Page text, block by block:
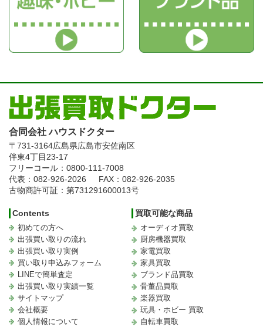
合同会社 ハウスドクター
〒731-3164広島県広島市安佐南区
伴東4丁目23-17
フリーコール：0800-111-7008
代表：082-926-2026
FAX：082-926-2035
古物商許可証：第731291600013号
Contents
初めての方へ
出張買い取りの流れ
出張買い取り実例
買い取り申込みフォーム
LINEで簡単査定
出張買い取り実績一覧
サイトマップ
会社概要
個人情報について
買取可能な商品
オーディオ買取
厨房機器買取
家電買取
家具買取
ブランド品買取
骨董品買取
楽器買取
玩具・ホビー 買取
自転車買取